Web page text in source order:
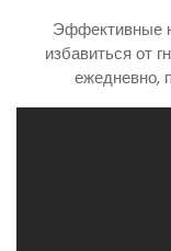
Эффективные
избавиться от
ежедневно,